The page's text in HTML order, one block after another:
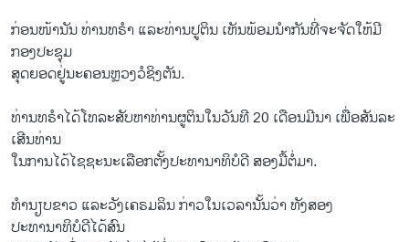
​ກ່ອນໜ້ານັນ ທ່ານ​ທຣໍາ ​ແລະ​ທ່ານ​ປູ​ຕິນ ​ເຫັນ​ພ້ອມນໍາກັນທີ່ຈະຈັດໃຫ້ມີ​
ກອງ​ປະຊຸມ​
ສຸດ​ຍອດ​ຢູ່​ນະຄອນຫຼວງ​ວໍ​ຊິງ​ຕັນ.
ທ່ານ​ທຣໍາ​ໄດ້​ໂທລະສັບ​ຫາ​ທ່ານ​ຜູ​ຕິນ​ໃນ​ວັນ​ທີ 20 ​ເດືອນ​ມີນາ ​ເພື່ອ​ສັນລະ​
ເສີນ​ທ່ານ
​ໃນ​ການ​ໄດ້​ໄຊຊະນະ​ເລືອກ​ຕັ້ງ​ປະທານາທິບໍດີ ສອງ​ມື້​ຕໍ່​ມາ.
ທໍານຽບຂາວ ​ແລະ​ວັງ​ເຄຣມລິນ ກ່າວໃນ​ເວລາ​ນັ້ນ​ວ່າ ທັງ​ສອງ​
ປະທານາທິບໍດີ​ໄດ້​ສົນ